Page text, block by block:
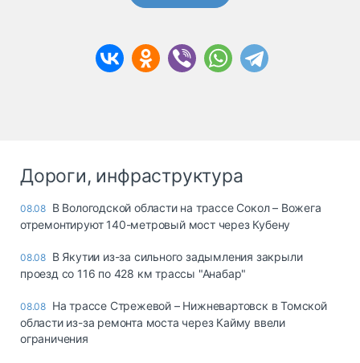
Дороги, инфраструктура
08.08 В Вологодской области на трассе Сокол – Вожега
отремонтируют 140-метровый мост через Кубену
08.08 В Якутии из-за сильного задымления закрыли
проезд со 116 по 428 км трассы "Анабар"
08.08 На трассе Стрежевой – Нижневартовск в Томской
области из-за ремонта моста через Кайму ввели
ограничения